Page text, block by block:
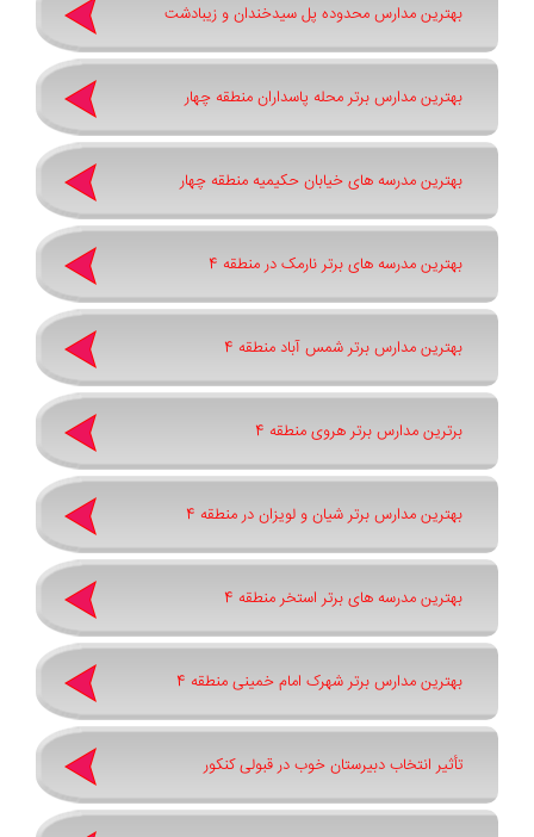
بهترین مدارس محدوده پل سیدخندان و زیبادشت
بهترین مدارس برتر محله پاسداران منطقه چهار
بهترین مدرسه های خیابان حکیمیه منطقه چهار
بهترین مدرسه های برتر نارمک در منطقه 4
بهترین مدارس برتر شمس آباد منطقه 4
برترین مدارس برتر هروی منطقه 4
بهترین مدارس برتر شیان و لویزان در منطقه 4
بهترین مدرسه های برتر استخر منطقه 4
بهترین مدارس برتر شهرک امام خمینی منطقه 4
تأثیر انتخاب دبیرستان خوب در قبولی کنکور